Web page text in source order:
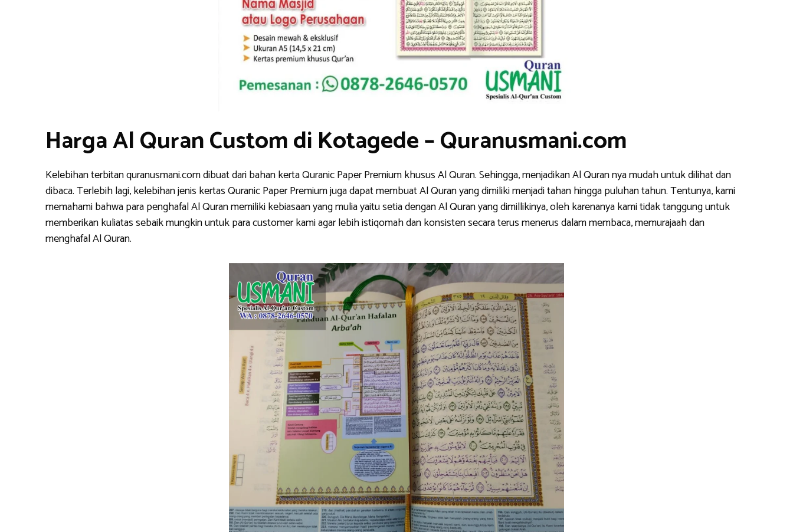
Harga Al Quran Custom di Kotagede – Quranusmani.com
Kelebihan terbitan quranusmani.com dibuat dari bahan kerta Quranic Paper Premium khusus Al Quran. Sehingga, menjadikan Al Quran nya mudah untuk dilihat dan
dibaca. Terlebih lagi, kelebihan jenis kertas Quranic Paper Premium juga dapat membuat Al Quran yang dimiliki menjadi tahan hingga puluhan tahun. Tentunya, kami
memahami bahwa para penghafal Al Quran memiliki kebiasaan yang mulia yaitu setia dengan Al Quran yang dimillikinya, oleh karenanya kami tidak tanggung untuk
memberikan kuliatas sebaik mungkin untuk para customer kami agar lebih istiqomah dan konsisten secara terus menerus dalam membaca, memurajaah dan
menghafal Al Quran.